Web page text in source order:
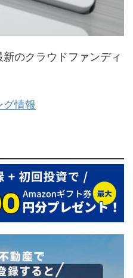
のクラウドファンディ
情報